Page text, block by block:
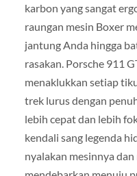
karbon yang sangat
raungan mesin Boxer
jantung Anda hingga
rasakan. Porsche 911
menaklukkan setiap
trek lurus dengan
lebih cepat dan lebih
kendali sang legenda
nyalakan mesinnya